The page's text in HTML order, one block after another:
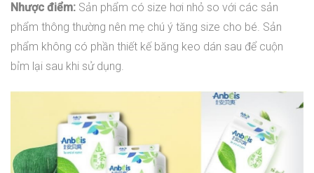
Nhược điểm: Sản phẩm có size hơi nhỏ so với các sản
phẩm thông thường nên mẹ chú ý tăng size cho bé. Sản
phẩm không có phần thiết kế băng keo dán sau để cuộn
bỉm lại sau khi sử dụng.